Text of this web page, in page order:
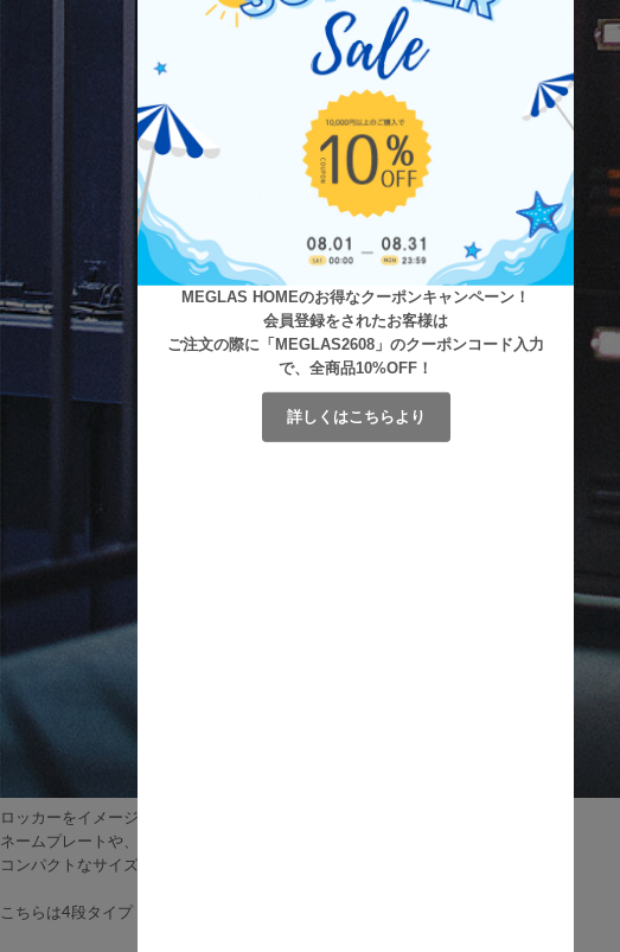
MEGLAS HOMEのお得なクーポンキャンペーン！
会員登録をされたお客様は
ご注文の際に「MEGLAS2608」のクーポンコード入力
で、全商品10%OFF！
詳しくはこちらより
ロッカーをイメージしたRald（ラルド）シリーズ。
ネームプレートや、ルーバーカットなど細部にまでこだわりました。
コンパクトなサイズ感で、手軽にお部屋に取り入れられます。
こちらは4段タイプ・単品の商品ページとなります。